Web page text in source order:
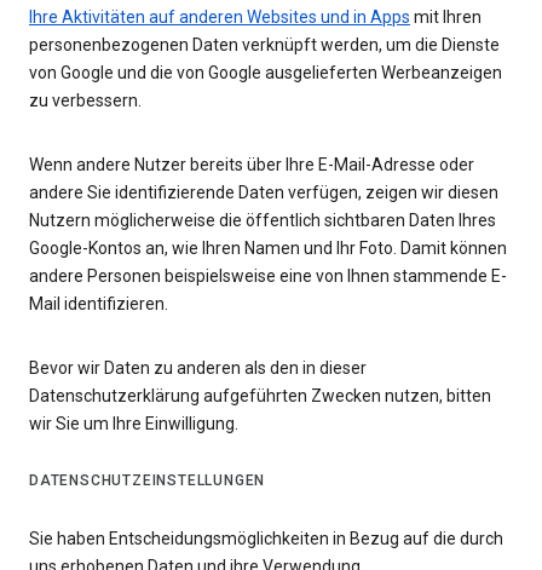
Ihre Aktivitäten auf anderen Websites und in Apps mit Ihren
personenbezogenen Daten verknüpft werden, um die Dienste
von Google und die von Google ausgelieferten Werbeanzeigen
zu verbessern.
Wenn andere Nutzer bereits über Ihre E-Mail-Adresse oder
andere Sie identifizierende Daten verfügen, zeigen wir diesen
Nutzern möglicherweise die öffentlich sichtbaren Daten Ihres
Google-Kontos an, wie Ihren Namen und Ihr Foto. Damit können
andere Personen beispielsweise eine von Ihnen stammende E-
Mail identifizieren.
Bevor wir Daten zu anderen als den in dieser
Datenschutzerklärung aufgeführten Zwecken nutzen, bitten
wir Sie um Ihre Einwilligung.
DATENSCHUTZEINSTELLUNGEN
Sie haben Entscheidungsmöglichkeiten in Bezug auf die durch